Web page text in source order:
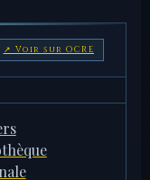
↗ Voir sur OCRE
NUMISMATIC
1996.104.7
8,27 g · 28,0 mm